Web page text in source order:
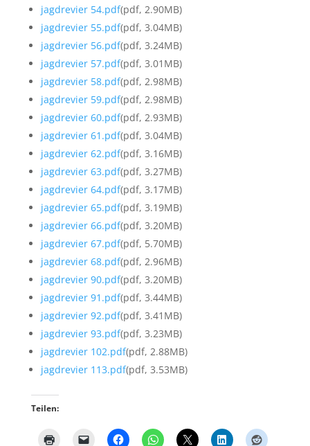
jagdrevier 54.pdf(pdf, 2.90MB)
jagdrevier 55.pdf(pdf, 3.04MB)
jagdrevier 56.pdf(pdf, 3.24MB)
jagdrevier 57.pdf(pdf, 3.01MB)
jagdrevier 58.pdf(pdf, 2.98MB)
jagdrevier 59.pdf(pdf, 2.98MB)
jagdrevier 60.pdf(pdf, 2.93MB)
jagdrevier 61.pdf(pdf, 3.04MB)
jagdrevier 62.pdf(pdf, 3.16MB)
jagdrevier 63.pdf(pdf, 3.27MB)
jagdrevier 64.pdf(pdf, 3.17MB)
jagdrevier 65.pdf(pdf, 3.19MB)
jagdrevier 66.pdf(pdf, 3.20MB)
jagdrevier 67.pdf(pdf, 5.70MB)
jagdrevier 68.pdf(pdf, 2.96MB)
jagdrevier 90.pdf(pdf, 3.20MB)
jagdrevier 91.pdf(pdf, 3.44MB)
jagdrevier 92.pdf(pdf, 3.41MB)
jagdrevier 93.pdf(pdf, 3.23MB)
jagdrevier 102.pdf(pdf, 2.88MB)
jagdrevier 113.pdf(pdf, 3.53MB)
Teilen: